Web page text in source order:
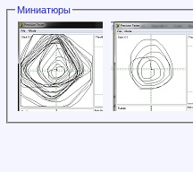
Миниатюры